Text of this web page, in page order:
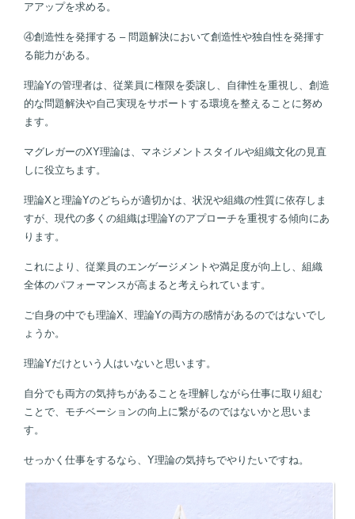
アアップを求める。
④創造性を発揮する – 問題解決において創造性や独自性を発揮す
る能力がある。
理論Yの管理者は、従業員に権限を委譲し、自律性を重視し、創造
的な問題解決や自己実現をサポートする環境を整えることに努め
ます。
マグレガーのXY理論は、マネジメントスタイルや組織文化の見直
しに役立ちます。
理論Xと理論Yのどちらが適切かは、状況や組織の性質に依存しま
すが、現代の多くの組織は理論Yのアプローチを重視する傾向にあ
ります。
これにより、従業員のエンゲージメントや満足度が向上し、組織
全体のパフォーマンスが高まると考えられています。
ご自身の中でも理論X、理論Yの両方の感情があるのではないでし
ょうか。
理論Yだけという人はいないと思います。
自分でも両方の気持ちがあることを理解しながら仕事に取り組む
ことで、モチベーションの向上に繋がるのではないかと思いま
す。
せっかく仕事をするなら、Y理論の気持ちでやりたいですね。